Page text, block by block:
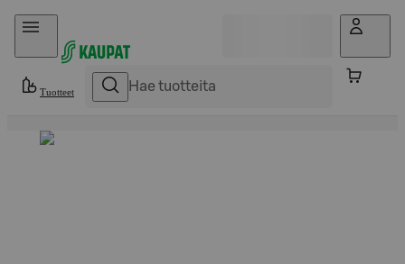
Hyppää sisältöön
Tuotteet